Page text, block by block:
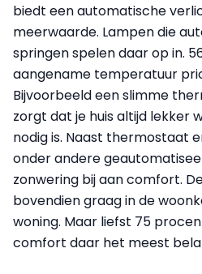
biedt een automatische
meerwaarde. Lampen die
springen spelen daar op in.
aangename temperatuur
Bijvoorbeeld een slimme
zorgt dat je huis altijd lekker
nodig is. Naast thermostaat
onder andere
zonwering bij aan comfort.
bovendien graag in de
woning. Maar liefst 75
comfort daar het meest